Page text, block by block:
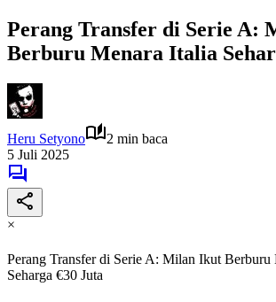
Perang Transfer di Serie A:
Berburu Menara Italia
Heru Setyono
2 min baca
5 Juli 2025
×
Perang Transfer di Serie A: Milan Ikut Berburu
Seharga €30 Juta